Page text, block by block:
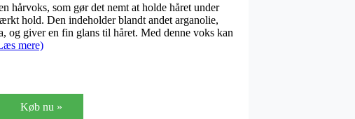
hårvoks, som gør det nemt at holde håret under
hold. Den indeholder blandt andet arganolie,
og giver en fin glans til håret. Med denne voks kan
mere)
Køb nu »